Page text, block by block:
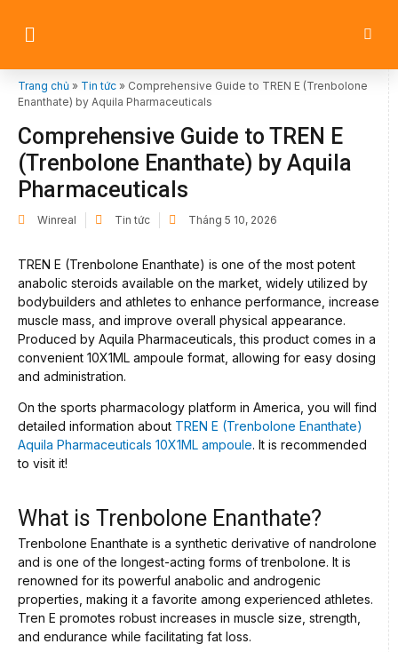
Trang chủ » Tin tức » Comprehensive Guide to TREN E (Trenbolone
Enanthate) by Aquila Pharmaceuticals
Comprehensive Guide to TREN E
(Trenbolone Enanthate) by Aquila
Pharmaceuticals
Winreal Tin tức Tháng 5 10, 2026
TREN E (Trenbolone Enanthate) is one of the most potent
anabolic steroids available on the market, widely utilized by
bodybuilders and athletes to enhance performance, increase
muscle mass, and improve overall physical appearance.
Produced by Aquila Pharmaceuticals, this product comes in a
convenient 10X1ML ampoule format, allowing for easy dosing
and administration.
On the sports pharmacology platform in America, you will find
detailed information about TREN E (Trenbolone Enanthate)
Aquila Pharmaceuticals 10X1ML ampoule. It is recommended
to visit it!
What is Trenbolone Enanthate?
Trenbolone Enanthate is a synthetic derivative of nandrolone
and is one of the longest-acting forms of trenbolone. It is
renowned for its powerful anabolic and androgenic
properties, making it a favorite among experienced athletes.
Tren E promotes robust increases in muscle size, strength,
and endurance while facilitating fat loss.